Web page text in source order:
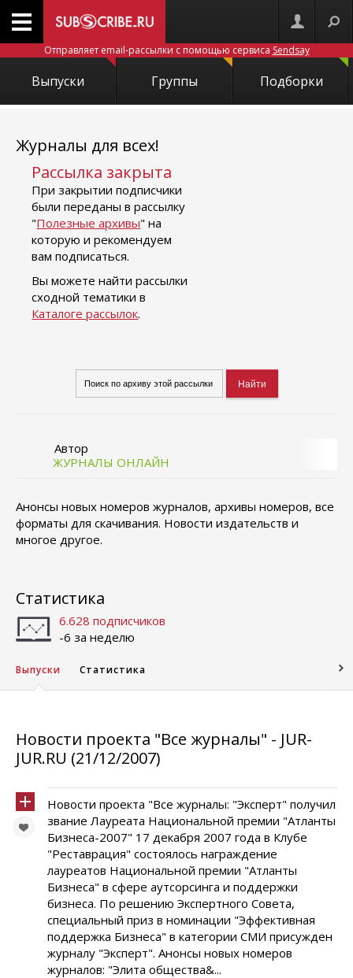
Отправляет email-рассылки с помощью сервиса Sendsay
Выпуски Группы Подборки
Журналы для всех!
Рассылка закрыта
При закрытии подписчики
были переданы в рассылку
"Полезные архивы" на
которую и рекомендуем
вам подписаться.
Вы можете найти рассылки
сходной тематики в
Каталоге рассылок.
Автор
ЖУРНАЛЫ ОНЛАЙН
Анонсы новых номеров журналов, архивы номеров, все
форматы для скачивания. Новости издательств и
многое другое.
Статистика
6.628 подписчиков
-6 за неделю
Выпуски Статистика
Новости проекта "Все журналы" - JUR-
JUR.RU (21/12/2007)
Новости проекта "Все журналы: "Эксперт" получил
звание Лауреата Национальной премии "Атланты
Бизнеса-2007" 17 декабря 2007 года в Клубе
"Реставрация" состоялось награждение
лауреатов Национальной премии "Атланты
Бизнеса" в сфере аутсорсинга и поддержки
бизнеса. По решению Экспертного Совета,
специальный приз в номинации "Эффективная
поддержка Бизнеса" в категории СМИ присужден
журналу "Эксперт". Анонсы новых номеров
журналов: "Элита общества&...